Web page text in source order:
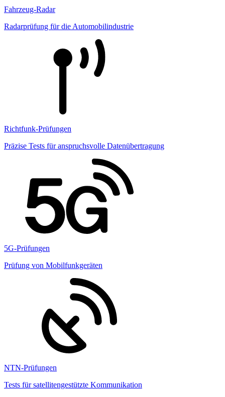
Fahrzeug-Radar
Radarprüfung für die Automobilindustrie
Richtfunk-Prüfungen
Präzise Tests für anspruchsvolle Datenübertragung
5G-Prüfungen
Prüfung von Mobilfunkgeräten
NTN-Prüfungen
Tests für satellitengestützte Kommunikation